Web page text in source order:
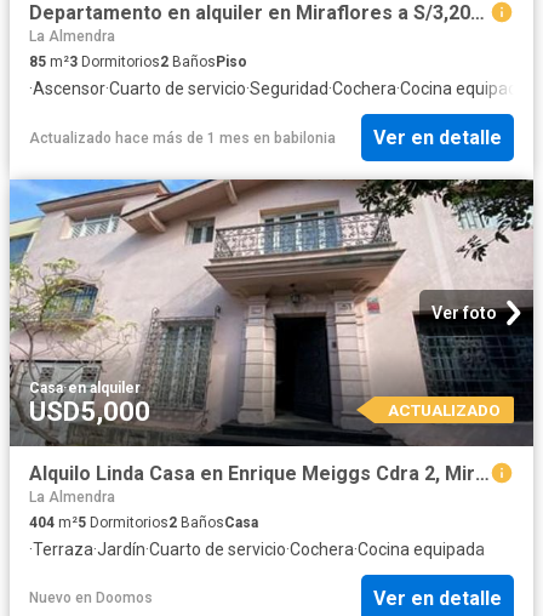
Departamento en alquiler en Miraflores a S/3,200 al mes
La Almendra
85 m²3 Dormitorios2 Baños Piso
·Ascensor·Cuarto de servicio·Seguridad·Cochera·Cocina equipada
Actualizado hace más de 1 mes en babilonia Ver en detalle
Ver foto
Casa·en alquiler
USD5,000 ACTUALIZADO
Alquilo Linda Casa en Enrique Meiggs Cdra 2, Miraflores
La Almendra
404 m²5 Dormitorios2 BañosCasa
·Terraza·Jardín·Cuarto de servicio·Cochera·Cocina equipada
Nuevo en Doomos Ver en detalle